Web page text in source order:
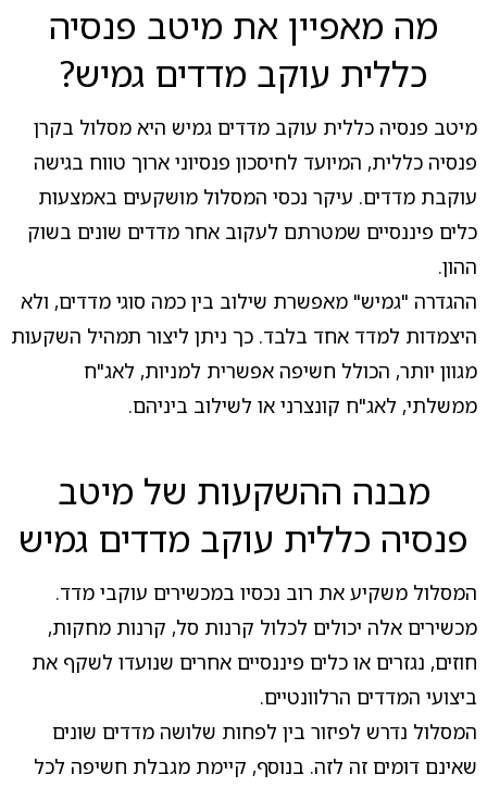
מה מאפיין את מיטב פנסיה
כללית עוקב מדדים גמיש?
מיטב פנסיה כללית עוקב מדדים גמיש היא מסלול בקרן
פנסיה כללית, המיועד לחיסכון פנסיוני ארוך טווח בגישה
עוקבת מדדים. עיקר נכסי המסלול מושקעים באמצעות
כלים פיננסיים שמטרתם לעקוב אחר מדדים שונים בשוק
ההון.
ההגדרה "גמיש" מאפשרת שילוב בין כמה סוגי מדדים, ולא
היצמדות למדד אחד בלבד. כך ניתן ליצור תמהיל השקעות
מגוון יותר, הכולל חשיפה אפשרית למניות, לאג"ח
ממשלתי, לאג"ח קונצרני או לשילוב ביניהם.
מבנה ההשקעות של מיטב
פנסיה כללית עוקב מדדים גמיש
המסלול משקיע את רוב נכסיו במכשירים עוקבי מדד.
מכשירים אלה יכולים לכלול קרנות סל, קרנות מחקות,
חוזים, נגזרים או כלים פיננסיים אחרים שנועדו לשקף את
ביצועי המדדים הרלוונטיים.
המסלול נדרש לפיזור בין לפחות שלושה מדדים שונים
שאינם דומים זה לזה. בנוסף, קיימת מגבלת חשיפה לכל